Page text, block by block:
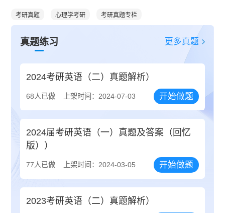
考研真题 心理学考研 考研真题专栏
真题练习 更多真题
2024考研英语（二）真题解析）
68人已做 上架时间：2024-07-03 开始做题
2024届考研英语（一）真题及答案（回忆
版））
77人已做 上架时间：2024-03-05 开始做题
2023考研英语（二）真题解析）